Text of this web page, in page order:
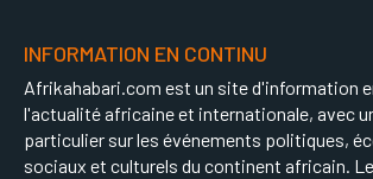
INFORMATION EN CONTINU
Afrikahabari.com est un site d'information
l'actualité africaine et internationale, avec
particulier sur les événements politiques,
sociaux et culturels du continent africain.